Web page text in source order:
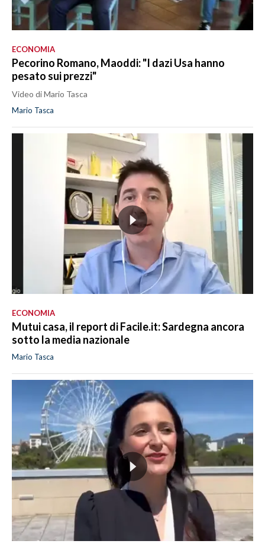
ECONOMIA
Pecorino Romano, Maoddi: "I dazi Usa hanno
pesato sui prezzi"
Video di Mario Tasca
Mario Tasca
ECONOMIA
Mutui casa, il report di Facile.it: Sardegna ancora
sotto la media nazionale
Mario Tasca